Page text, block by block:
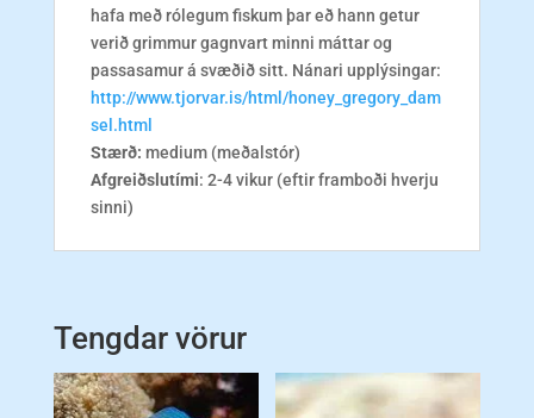
hafa með rólegum fiskum þar eð hann getur
verið grimmur gagnvart minni máttar og
passasamur á svæðið sitt. Nánari upplýsingar:
http://www.tjorvar.is/html/honey_gregory_dam
sel.html
Stærð: medium (meðalstór)
Afgreiðslutími: 2-4 vikur (eftir framboði hverju
sinni)
Tengdar vörur